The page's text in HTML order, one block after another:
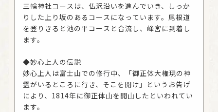
三輪神社コースは、仏沢沿いを進んでいき、しっか
りした上り坂のあるコースになっています。尾根道
を登りきると池の平コースと合流し、峰宮に到着し
ます。
◆妙心上人の伝説
妙心上人は富士山での修行中、「御正体大権現の神
霊がいるところに行き、そこを開け」というお告げ
により、1814年に御正体山を開山したといわれてい
ます。